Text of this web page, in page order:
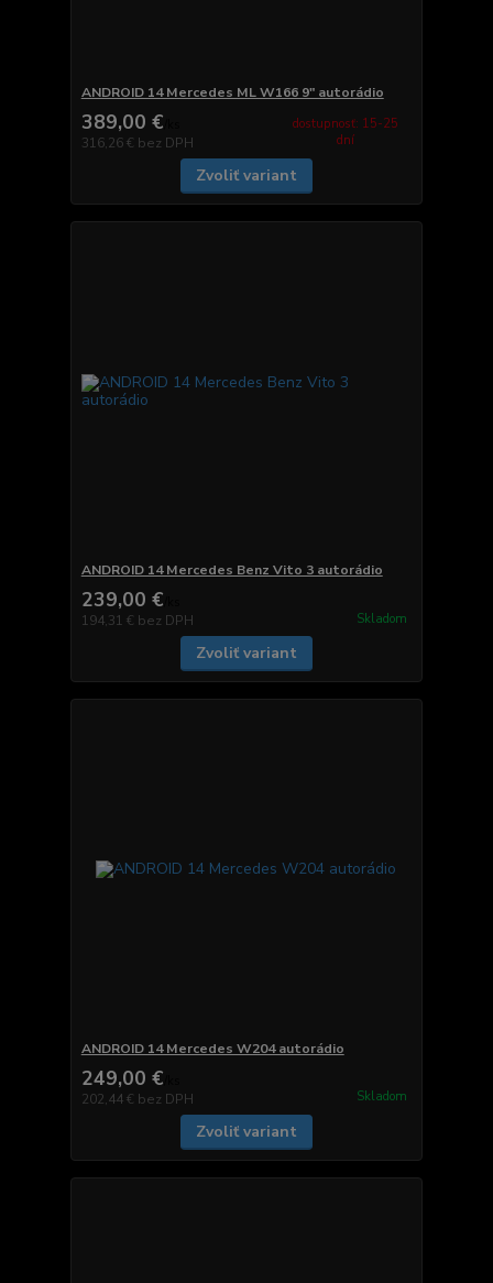
ANDROID 14 Mercedes ML W166 9" autorádio
389,00 €
316,26 € bez DPH
dostupnosť: 15-25
dní
Zvoliť variant
ANDROID 14 Mercedes Benz Vito 3 autorádio
239,00 €
194,31 € bez DPH Skladom
Zvoliť variant
ANDROID 14 Mercedes W204 autorádio
249,00 €
202,44 € bez DPH Skladom
Zvoliť variant